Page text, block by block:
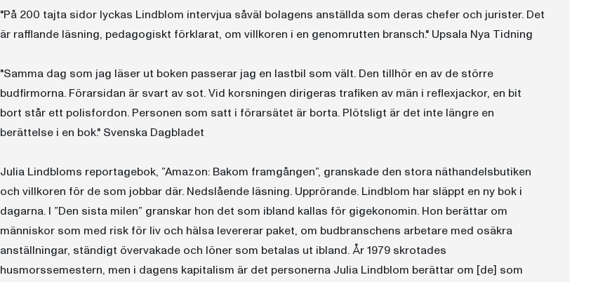
"På 200 tajta sidor lyckas Lindblom intervjua såväl bolagens anställda som deras chefer och jurister. Det
är rafflande läsning, pedagogiskt förklarat, om villkoren i en genomrutten bransch." Upsala Nya Tidning
"Samma dag som jag läser ut boken passerar jag en lastbil som vält. Den tillhör en av de större
budfirmorna. Förarsidan är svart av sot. Vid korsningen dirigeras trafiken av män i reflexjackor, en bit
bort står ett polisfordon. Personen som satt i förarsätet är borta. Plötsligt är det inte längre en
berättelse i en bok." Svenska Dagbladet
Julia Lindbloms reportagebok, ”Amazon: Bakom framgången”, granskade den stora näthandelsbutiken
och villkoren för de som jobbar där. Nedslående läsning. Upprörande. Lindblom har släppt en ny bok i
dagarna. I ”Den sista milen” granskar hon det som ibland kallas för gigekonomin. Hon berättar om
människor som med risk för liv och hälsa levererar paket, om budbranschens arbetare med osäkra
anställningar, ständigt övervakade och löner som betalas ut ibland. År 1979 skrotades
husmorssemestern, men i dagens kapitalism är det personerna Julia Lindblom berättar om [de] som